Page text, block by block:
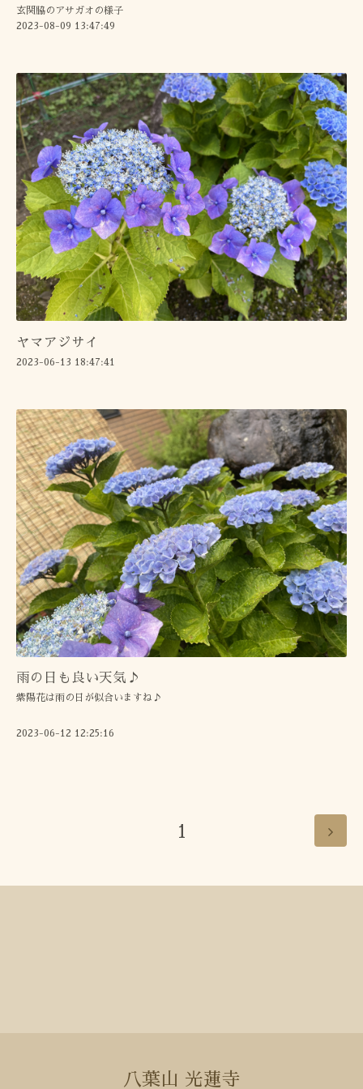
玄関脇のアサガオの様子
2023-08-09 13:47:49
ヤマアジサイ
2023-06-13 18:47:41
雨の日も良い天気♪
紫陽花は雨の日が似合いますね♪
2023-06-12 12:25:16
1
八葉山 光蓮寺